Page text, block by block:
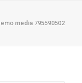
media 795590502